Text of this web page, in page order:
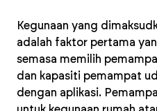
Kegunaan yang
adalah faktor pertama
semasa memilih
dan kapasiti pemampat
dengan aplikasi.